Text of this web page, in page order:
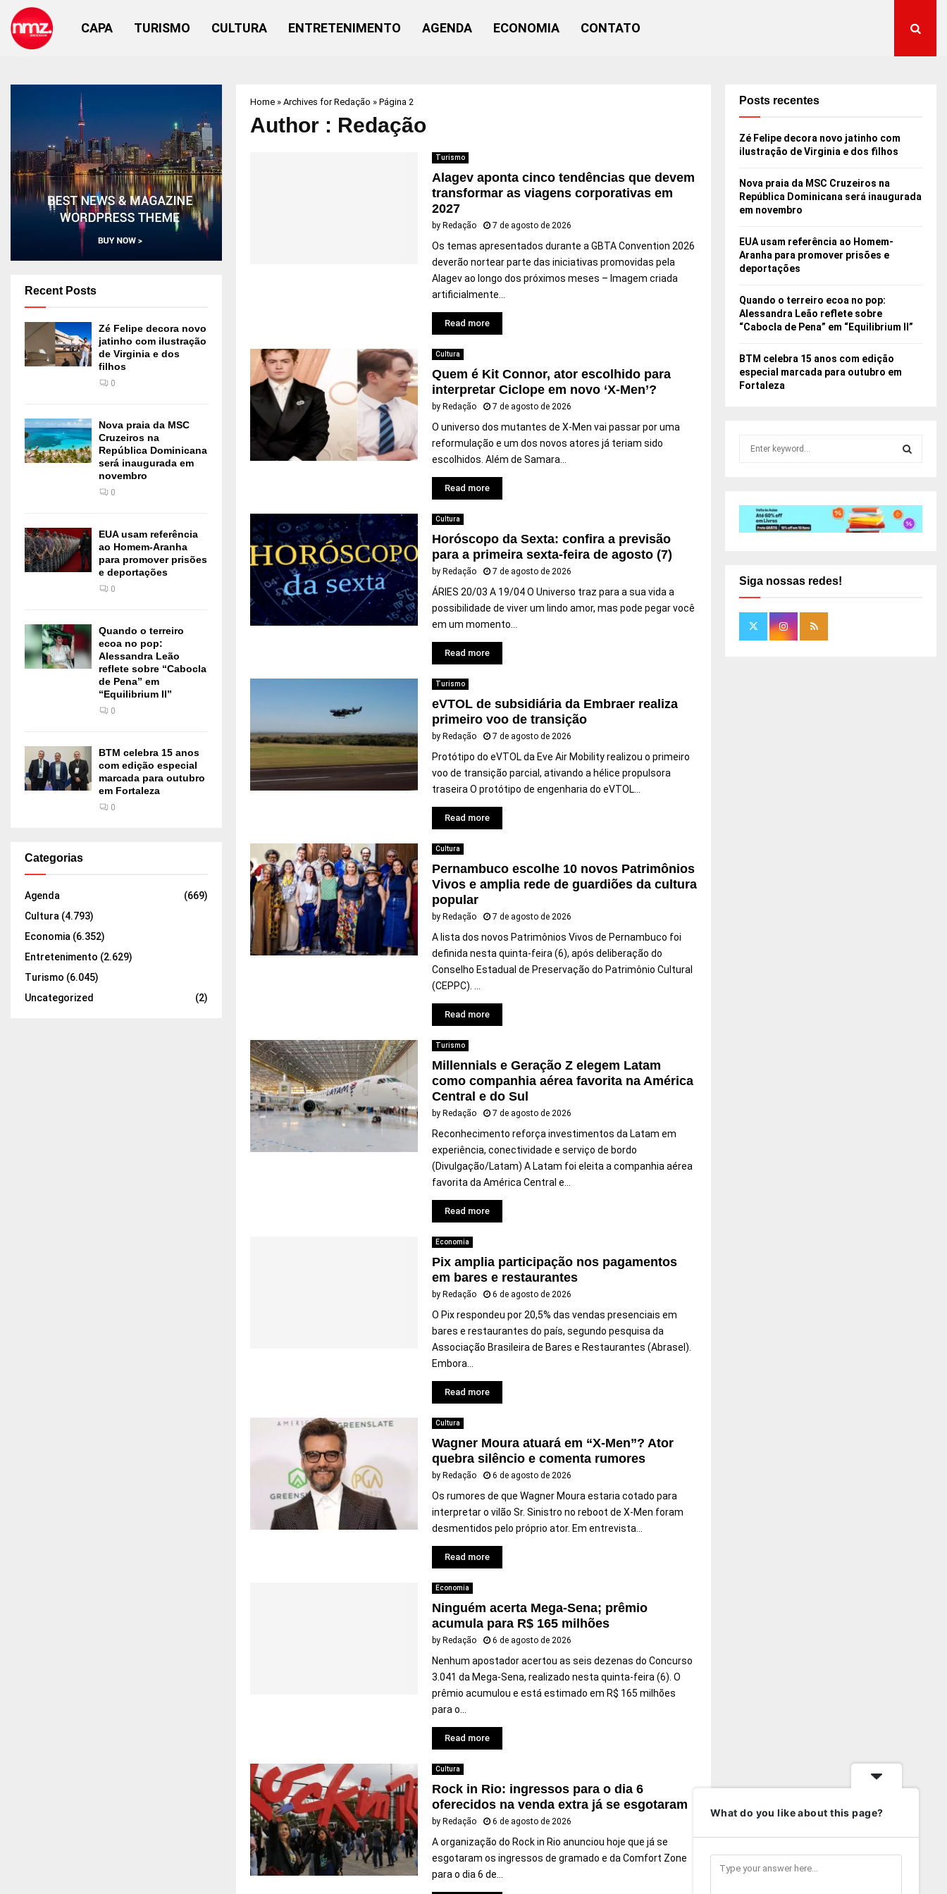
CAPA TURISMO CULTURA ENTRETENIMENTO AGENDA ECONOMIA CONTATO
Home » Archives for Redação » Página 2
Author : Redação
Turismo
Alagev aponta cinco tendências que devem
transformar as viagens corporativas em
2027
by Redação 7 de agosto de 2026
Os temas apresentados durante a GBTA Convention 2026
deverão nortear parte das iniciativas promovidas pela
Alagev ao longo dos próximos meses – Imagem criada
artificialmente...
Read more
Cultura
Quem é Kit Connor, ator escolhido para
interpretar Ciclope em novo ‘X-Men’?
by Redação 7 de agosto de 2026
O universo dos mutantes de X-Men vai passar por uma
reformulação e um dos novos atores já teriam sido
escolhidos. Além de Samara...
Read more
Cultura
Horóscopo da Sexta: confira a previsão
para a primeira sexta-feira de agosto (7)
by Redação 7 de agosto de 2026
ÁRIES 20/03 A 19/04 O Universo traz para a sua vida a
possibilidade de viver um lindo amor, mas pode pegar você
em um momento...
Read more
Turismo
eVTOL de subsidiária da Embraer realiza
primeiro voo de transição
by Redação 7 de agosto de 2026
Protótipo do eVTOL da Eve Air Mobility realizou o primeiro
voo de transição parcial, ativando a hélice propulsora
traseira O protótipo de engenharia do eVTOL...
Read more
Cultura
Pernambuco escolhe 10 novos Patrimônios
Vivos e amplia rede de guardiões da cultura
popular
by Redação 7 de agosto de 2026
A lista dos novos Patrimônios Vivos de Pernambuco foi
definida nesta quinta-feira (6), após deliberação do
Conselho Estadual de Preservação do Patrimônio Cultural
(CEPPC). ...
Read more
Turismo
Millennials e Geração Z elegem Latam
como companhia aérea favorita na América
Central e do Sul
by Redação 7 de agosto de 2026
Reconhecimento reforça investimentos da Latam em
experiência, conectividade e serviço de bordo
(Divulgação/Latam) A Latam foi eleita a companhia aérea
favorita da América Central e...
Read more
Economia
Pix amplia participação nos pagamentos
em bares e restaurantes
by Redação 6 de agosto de 2026
O Pix respondeu por 20,5% das vendas presenciais em
bares e restaurantes do país, segundo pesquisa da
Associação Brasileira de Bares e Restaurantes (Abrasel).
Embora...
Read more
Cultura
Wagner Moura atuará em “X-Men”? Ator
quebra silêncio e comenta rumores
by Redação 6 de agosto de 2026
Os rumores de que Wagner Moura estaria cotado para
interpretar o vilão Sr. Sinistro no reboot de X-Men foram
desmentidos pelo próprio ator. Em entrevista...
Read more
Economia
Ninguém acerta Mega-Sena; prêmio
acumula para R$ 165 milhões
by Redação 6 de agosto de 2026
Nenhum apostador acertou as seis dezenas do Concurso
3.041 da Mega-Sena, realizado nesta quinta-feira (6). O
prêmio acumulou e está estimado em R$ 165 milhões
para o...
Read more
Cultura
Rock in Rio: ingressos para o dia 6
oferecidos na venda extra já se esgotaram
by Redação 6 de agosto de 2026
A organização do Rock in Rio anunciou hoje que já se
esgotaram os ingressos de gramado e da Comfort Zone
para o dia 6 de...
Recent Posts
Zé Felipe decora novo
jatinho com ilustração
de Virginia e dos
filhos
0
Nova praia da MSC
Cruzeiros na
República Dominicana
será inaugurada em
novembro
0
EUA usam referência
ao Homem-Aranha
para promover prisões
e deportações
0
Quando o terreiro
ecoa no pop:
Alessandra Leão
reflete sobre “Cabocla
de Pena” em
“Equilibrium II”
0
BTM celebra 15 anos
com edição especial
marcada para outubro
em Fortaleza
0
Categorias
Agenda
(669)
Cultura (4.793)
Economia (6.352)
Entretenimento (2.629)
Turismo (6.045)
Uncategorized
(2)
Posts recentes
Zé Felipe decora novo jatinho com
ilustração de Virginia e dos filhos
Nova praia da MSC Cruzeiros na
República Dominicana será inaugurada
em novembro
EUA usam referência ao Homem-
Aranha para promover prisões e
deportações
Quando o terreiro ecoa no pop:
Alessandra Leão reflete sobre
“Cabocla de Pena” em “Equilibrium II”
BTM celebra 15 anos com edição
especial marcada para outubro em
Fortaleza
f
:
E
A
Siga nossas redes!
What do you like about this page?